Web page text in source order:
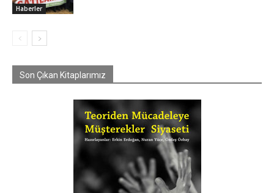
Haberler
Son Çıkan Kitaplarımız